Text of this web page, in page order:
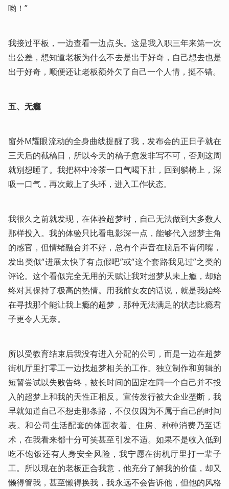
哟！”
我接过平板，一边查看一边点头。这是我入职三年来第一次
出公差，想知道老板为什么不去是出于好奇，自己想去也是
出于好奇，顺便还让老板额外欠了自己一个人情，挺不错。
五、无瘾
窗外M耀眼流动的全身曲线提醒了我，发布会的正日子就在
三天后的截稿日，所以今天的稿子愈发非写不可，否则这周
就别想睡了。我把杯中冷茶一口气喝下肚，回到躺椅上，深
吸一口气，再次戴上了头环，进入工作状态。
我很久之前就发现，在体验超梦时，自己无法做到大多数人
那样投入。我的体验只比看电影深一点，能够代入超梦主角
的感官，但情绪融合并不好，总有个声音在脑后不肯闭嘴，
发出类似“进展太快了有点假吧”或“这个套路我见过”之类的
评论。这个看似完全无用的天赋让我对超梦从未上瘾，却始
终对其保持了极高的热情。用我前女友的话说，就是我始终
在寻找那个能让我上瘾的超梦，那种无法满足的状态比瘾君
子更令人无奈。
所以受教育结束后我没有进入分配的公司，而是一边在超梦
街机厅里打零工一边找超梦相关的工作。独立制作和剪辑的
短暂尝试以失败告终，被长时间的固定在同一个自己并不投
入的超梦上和我的天性正相反。宣传发行被大企业垄断，我
早就知道自己不想走那条路，不仅仅因为不属于自己的时间
表。和公司生活配套的体面衣着、住房、种种消费乃至话
术，在我看来都十分可笑甚至引发不适。如果不是收入低到
吃不饱饭还有人身安全风险，我宁愿在街机厅里打一辈子
工。所以现在的老板正合我意，他充分了解我的价值，却又
懒得管我，甚至懒得换我，我永远不会告诉他，但他的风格